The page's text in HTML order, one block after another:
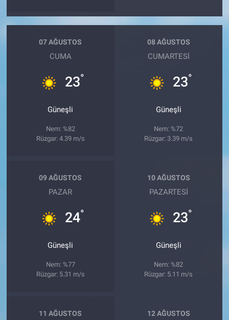
07 AĞUSTOS
CUMA
23°
Güneşli
Nem: %82
Rüzgar: 4.39 m/s
08 AĞUSTOS
CUMARTESI
23°
Güneşli
Nem: %72
Rüzgar: 3.39 m/s
09 AĞUSTOS
PAZAR
24°
Güneşli
Nem: %77
Rüzgar: 5.31 m/s
10 AĞUSTOS
PAZARTESI
23°
Güneşli
Nem: %82
Rüzgar: 5.11 m/s
11 AĞUSTOS 12 AĞUSTOS